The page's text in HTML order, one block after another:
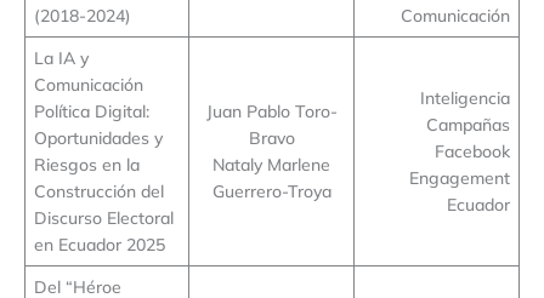
(2018-2024)
Comunicación
La IA y
Comunicación
Política Digital:
Oportunidades y
Riesgos en la
Construcción del
Discurso Electoral
en Ecuador 2025
Juan Pablo Toro-
Bravo
Nataly Marlene
Guerrero-Troya
Inteligencia
Campañas
Facebook
Engagement
Ecuador
Del “Héroe